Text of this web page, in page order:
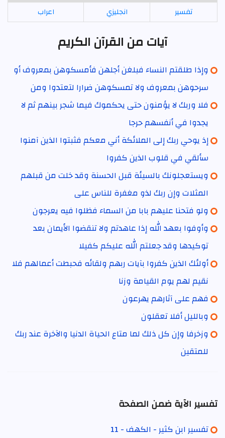
تفسير
انجليزي اعراب
آيات من القرآن الكريم
وإذا طلقتم النساء فبلغن أجلهن فأمسكوهن بمعروف أو
سرحوهن بمعروف ولا تمسكوهن ضرارا لتعتدوا ومن
فلا وربك لا يؤمنون حتى يحكموك فيما شجر بينهم ثم لا
يجدوا في أنفسهم حرجا
إذ يوحي ربك إلى الملائكة أني معكم فثبتوا الذين آمنوا
سألقي في قلوب الذين كفروا
ويستعجلونك بالسيئة قبل الحسنة وقد خلت من قبلهم
المثلات وإن ربك لذو مغفرة للناس على
ولو فتحنا عليهم بابا من السماء فظلوا فيه يعرجون
وأوفوا بعهد الله إذا عاهدتم ولا تنقضوا الأيمان بعد
توكيدها وقد جعلتم الله عليكم كفيلا
أولئك الذين كفروا بآيات ربهم ولقائه فحبطت أعمالهم فلا
نقيم لهم يوم القيامة وزنا
فهم على آثارهم يهرعون
وبالليل أفلا تعقلون
وزخرفا وإن كل ذلك لما متاع الحياة الدنيا والآخرة عند ربك
للمتقين
تفسير الآية ضمن الصفحة
تفسير ابن كثير - الكهف - 11